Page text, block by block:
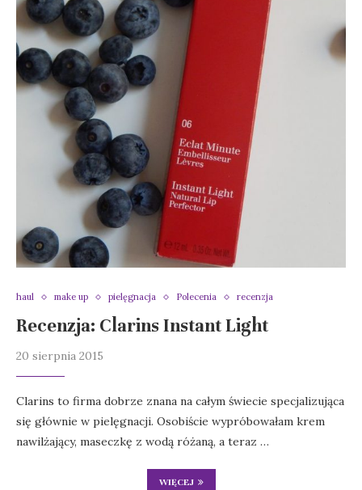
haul make up pielęgnacja Polecenia recenzja
Recenzja: Clarins Instant Light
20 sierpnia 2015
Clarins to firma dobrze znana na całym świecie specjalizująca
się głównie w pielęgnacji. Osobiście wypróbowałam krem
nawilżający, maseczkę z wodą różaną, a teraz …
WIĘCEJ